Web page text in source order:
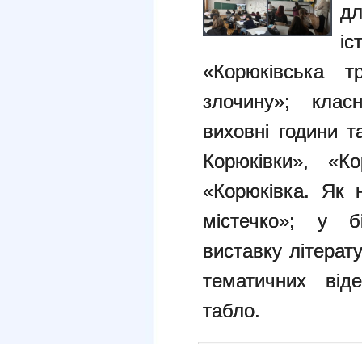
«Корюківська
злочину»;
виховні години
Корюківки»,
«Корюківка. Як
містечко»; у
виставку
тематичних
табло.